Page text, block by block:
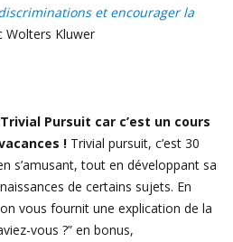
et encourager la
Kluwer
Pursuit car c’est un cours
! Trivial pursuit, c’est 30
s’amusant, tout en développant sa
de certains sujets. En
vous fournit une explication de la
vous ?” en bonus,